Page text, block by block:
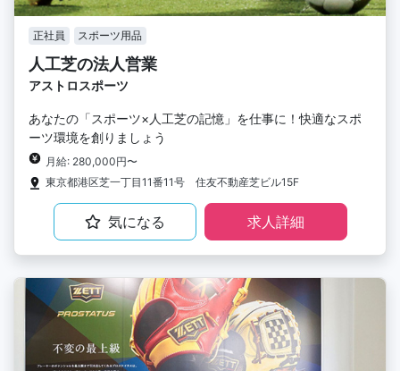
正社員 スポーツ用品
人工芝の法人営業
アストロスポーツ
あなたの「スポーツ×人工芝の記憶」を仕事に！快適なスポ
ーツ環境を創りましょう
月給: 280,000円〜
東京都港区芝一丁目11番11号 住友不動産芝ビル15F
気になる 求人詳細